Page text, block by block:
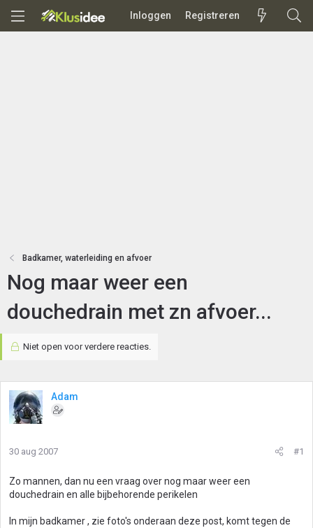
Inloggen Registreren
Badkamer, waterleiding en afvoer
Nog maar weer een
douchedrain met zn afvoer...
Niet open voor verdere reacties.
Adam
30 aug 2007 #1
Zo mannen, dan nu een vraag over nog maar weer een
douchedrain en alle bijbehorende perikelen
In mijn badkamer , zie foto's onderaan deze post, komt tegen de